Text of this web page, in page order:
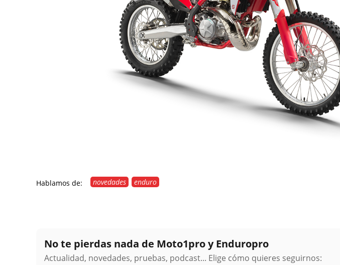
Hablamos de: novedades enduro
No te pierdas nada de Moto1pro y Enduropro
Actualidad, novedades, pruebas, podcast... Elige cómo quieres seguirnos: